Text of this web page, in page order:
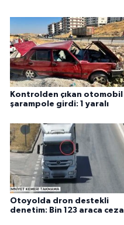
Kontrolden çıkan otomobil
şarampole girdi: 1 yaralı
Otoyolda dron destekli
denetim: Bin 123 araca ceza